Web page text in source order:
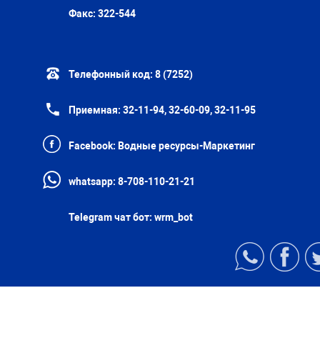
Факс: 322-544
Телефонный код: 8 (7252)
Приемная: 32-11-94, 32-60-09, 32-11-95
Facebook: Водные ресурсы-Маркетинг
whatsapp: 8-708-110-21-21
Telegram чат бот: wrm_bot